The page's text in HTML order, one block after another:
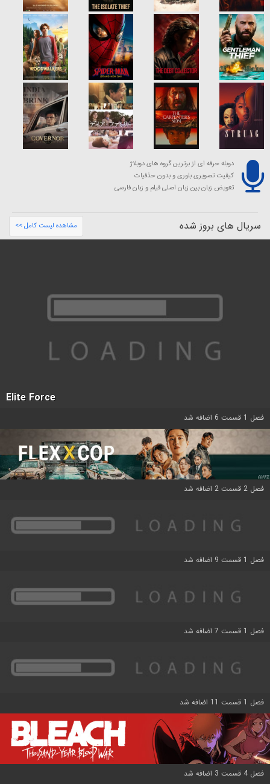
دوبله حرفه ای از برترین گروه های دوبلاژ
کیفیت تصویری بلوری و بدون حذفیات
تعویض زبان بین زبان اصلی فیلم و زبان فارسی
سریال های بروز شده مشاهده لیست کامل >>
Elite Force
فصل 1 قسمت 6 اضافه شد
فصل 2 قسمت 2 اضافه شد
فصل 1 قسمت 9 اضافه شد
فصل 1 قسمت 7 اضافه شد
فصل 1 قسمت 11 اضافه شد
فصل 4 قسمت 3 اضافه شد